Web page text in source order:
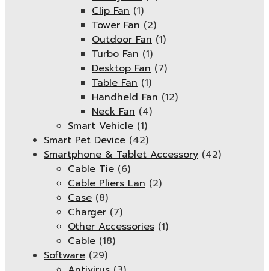
Clip Fan (1)
Tower Fan (2)
Outdoor Fan (1)
Turbo Fan (1)
Desktop Fan (7)
Table Fan (1)
Handheld Fan (12)
Neck Fan (4)
Smart Vehicle (1)
Smart Pet Device (42)
Smartphone & Tablet Accessory (42)
Cable Tie (6)
Cable Pliers Lan (2)
Case (8)
Charger (7)
Other Accessories (1)
Cable (18)
Software (29)